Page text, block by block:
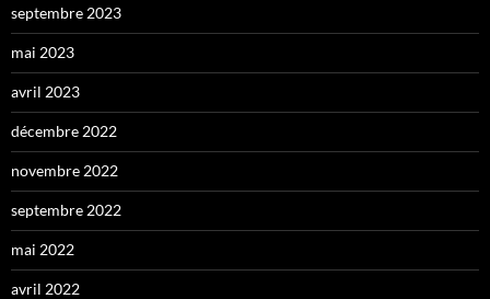
septembre 2023
mai 2023
avril 2023
décembre 2022
novembre 2022
septembre 2022
mai 2022
avril 2022